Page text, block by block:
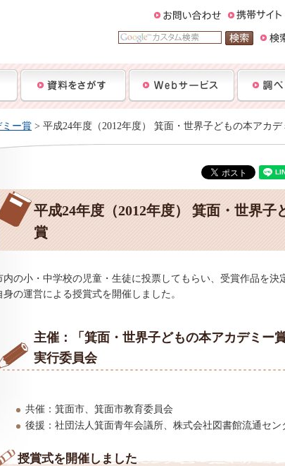
ー賞 > 平成24年度（2012年度） 箕面・世界子どもの本アカデ
平成24年度（2012年度） 箕面・世界子
賞
内の小・中学校の児童・生徒に投票してもらい、受賞作品を決
身の運営による授賞式を開催しました。
主催：「箕面・世界子どもの本アカデミー
実行委員会
共催：箕面市、箕面市教育委員会
後援：社団法人箕面青年会議所、株式会社図書館流通セン
授賞式を開催しました